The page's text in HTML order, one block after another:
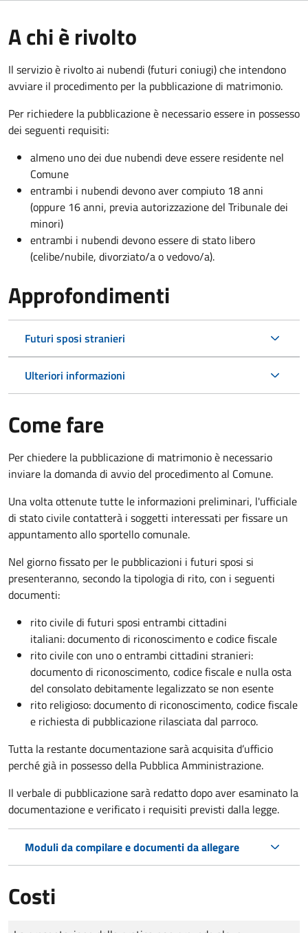
A chi è rivolto
Il servizio è rivolto ai nubendi (futuri coniugi) che intendono
avviare il procedimento per la pubblicazione di matrimonio.
Per richiedere la pubblicazione è necessario essere in possesso
dei seguenti requisiti:
almeno uno dei due nubendi deve essere residente nel
Comune
entrambi i nubendi devono aver compiuto 18 anni
(oppure 16 anni, previa autorizzazione del Tribunale dei
minori)
entrambi i nubendi devono essere di stato libero
(celibe/nubile, divorziato/a o vedovo/a).
Approfondimenti
Futuri sposi stranieri
Ulteriori informazioni
Come fare
Per chiedere la pubblicazione di matrimonio è necessario
inviare la domanda di avvio del procedimento al Comune.
Una volta ottenute tutte le informazioni preliminari, l'ufficiale
di stato civile contatterà i soggetti interessati per fissare un
appuntamento allo sportello comunale.
Nel giorno fissato per le pubblicazioni i futuri sposi si
presenteranno, secondo la tipologia di rito, con i seguenti
documenti:
rito civile di futuri sposi entrambi cittadini
italiani: documento di riconoscimento e codice fiscale
rito civile con uno o entrambi cittadini stranieri:
documento di riconoscimento, codice fiscale e nulla osta
del consolato debitamente legalizzato se non esente
rito religioso: documento di riconoscimento, codice fiscale
e richiesta di pubblicazione rilasciata dal parroco.
Tutta la restante documentazione sarà acquisita d’ufficio
perché già in possesso della Pubblica Amministrazione.
Il verbale di pubblicazione sarà redatto dopo aver esaminato la
documentazione e verificato i requisiti previsti dalla legge.
Moduli da compilare e documenti da allegare
Costi
Tipo di pagamento
Importo